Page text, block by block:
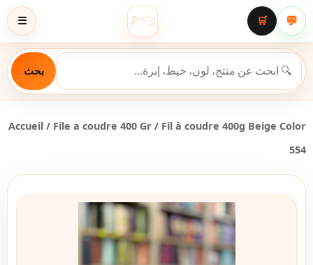
☰ 💬
🛒
بحث
Accueil / File a coudre 400 Gr / Fil à coudre 400g Beige Color
554